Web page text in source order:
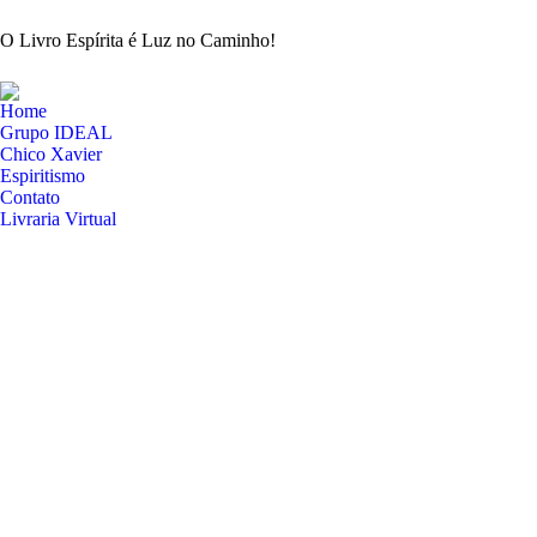
O Livro Espírita é Luz no Caminho!
Home
Grupo IDEAL
Chico Xavier
Espiritismo
Contato
Livraria Virtual